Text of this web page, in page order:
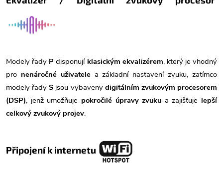
Modely řady P disponují klasickým ekvalizérem, který je vhodný
pro nenáročné uživatelea základní nastavení zvuku, zatímco
modely řadyS jsou vybaveny digitálním zvukovým procesorem
(DSP), jenž umožňuje pokročilé úpravy zvuku a zajišťuje lepší
celkový zvukový projev.
Připojení k internetu